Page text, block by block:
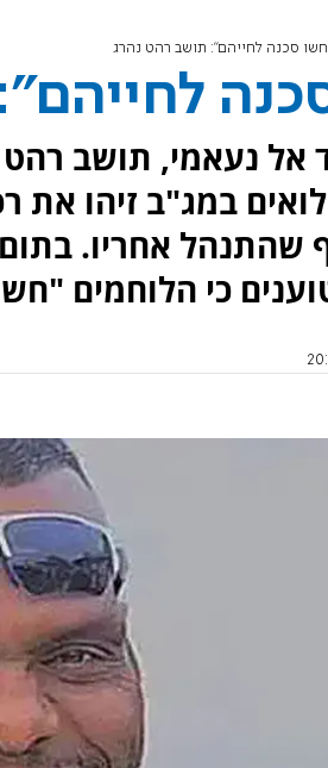
סכנה לחייהם": תושב רהט נהרג
במג"ב זיהו את
שהתנהל אחריו.
כי הלוחמים